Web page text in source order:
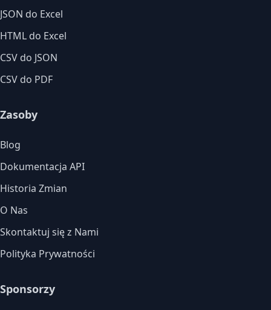
JSON do Excel
HTML do Excel
CSV do JSON
CSV do PDF
Zasoby
Blog
Dokumentacja API
Historia Zmian
O Nas
Skontaktuj się z Nami
Polityka Prywatności
Sponsorzy